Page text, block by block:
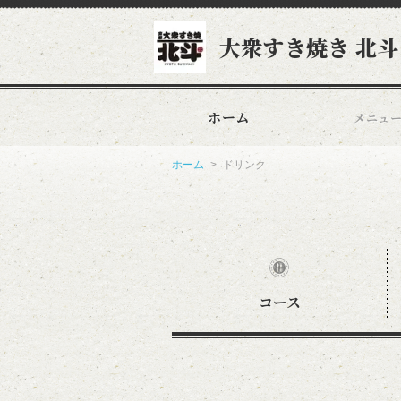
大衆すき焼き 北
ホーム メニュ
ホーム ドリンク
コース